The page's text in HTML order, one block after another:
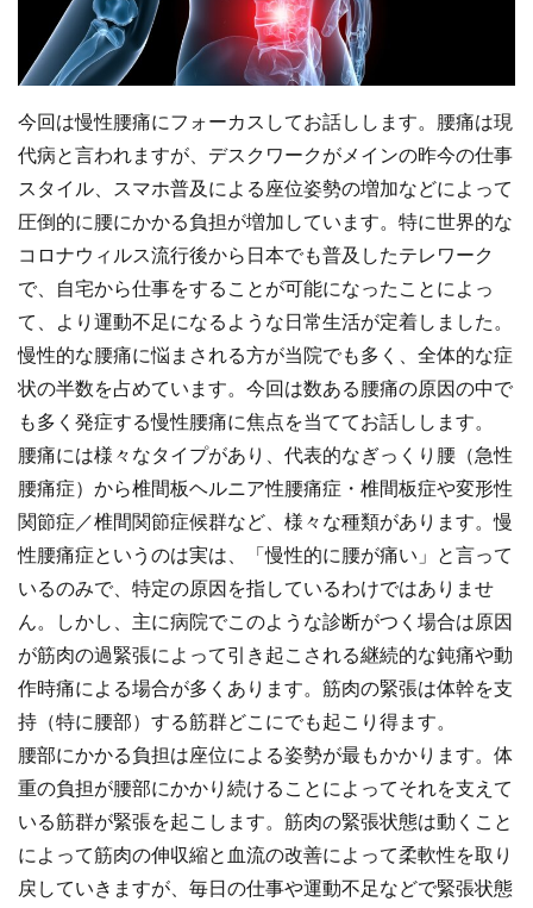
今回は慢性腰痛にフォーカスしてお話しします。腰痛は現
代病と言われますが、デスクワークがメインの昨今の仕事
スタイル、スマホ普及による座位姿勢の増加などによって
圧倒的に腰にかかる負担が増加しています。特に世界的な
コロナウィルス流行後から日本でも普及したテレワーク
で、自宅から仕事をすることが可能になったことによっ
て、より運動不足になるような日常生活が定着しました。
慢性的な腰痛に悩まされる方が当院でも多く、全体的な症
状の半数を占めています。今回は数ある腰痛の原因の中で
も多く発症する慢性腰痛に焦点を当ててお話しします。
腰痛には様々なタイプがあり、代表的なぎっくり腰（急性
腰痛症）から椎間板ヘルニア性腰痛症・椎間板症や変形性
関節症／椎間関節症候群など、様々な種類があります。慢
性腰痛症というのは実は、「慢性的に腰が痛い」と言って
いるのみで、特定の原因を指しているわけではありませ
ん。しかし、主に病院でこのような診断がつく場合は原因
が筋肉の過緊張によって引き起こされる継続的な鈍痛や動
作時痛による場合が多くあります。筋肉の緊張は体幹を支
持（特に腰部）する筋群どこにでも起こり得ます。
腰部にかかる負担は座位による姿勢が最もかかります。体
重の負担が腰部にかかり続けることによってそれを支えて
いる筋群が緊張を起こします。筋肉の緊張状態は動くこと
によって筋肉の伸収縮と血流の改善によって柔軟性を取り
戻していきますが、毎日の仕事や運動不足などで緊張状態